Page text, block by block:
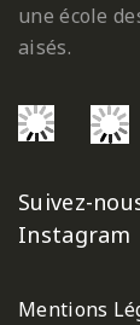
une école
aisés.
Suivez-
Instagram
Mentions